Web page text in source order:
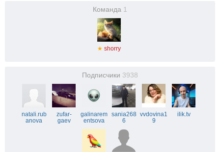
Команда 1
★ shorry
Подписчики 3938
natali.rub
anova
zufar-
gaev
galinarem
entsova
sania268
6
vvdovina1
9
ilik.tv